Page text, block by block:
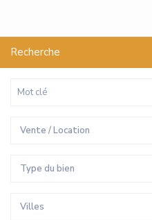
Recherche
Vente / Location
Type du bien
Villes